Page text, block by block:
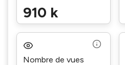
910 k
Nombre de vues